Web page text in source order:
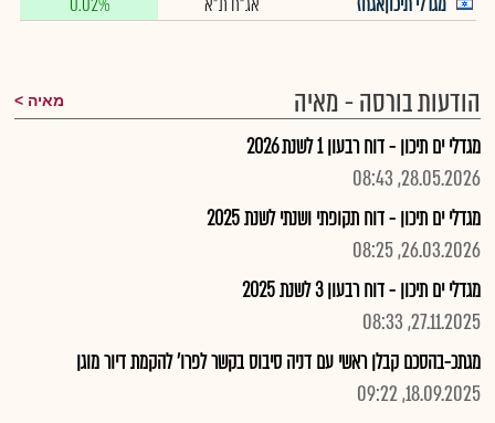
הודעות בורסה - מאיה מאיה
מגדלי ים תיכון - דוח רבעון 1 לשנת 2026
28.05.2026, 08:43
מגדלי ים תיכון - דוח תקופתי ושנתי לשנת 2025
26.03.2026, 08:25
מגדלי ים תיכון - דוח רבעון 3 לשנת 2025
27.11.2025, 08:33
מגתכ-בהסכם קבלן ראשי עם דניה סיבוס בקשר לפרו' להקמת דיור מוגן
18.09.2025, 09:22